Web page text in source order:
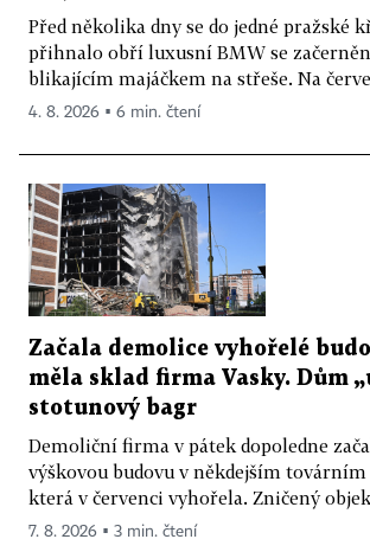
Před několika dny se do jedné pražské
přihnalo obří luxusní BMW se
blikajícím majáčkem na střeše. Na
4. 8. 2026 ▪ 6 min. čtení
Začala demolice vyhořelé
měla sklad firma Vasky. Dům
stotunový bagr
Demoliční firma v pátek dopoledne
výškovou budovu v někdejším továrním
která v červenci vyhořela. Zničený
7. 8. 2026 ▪ 3 min. čtení